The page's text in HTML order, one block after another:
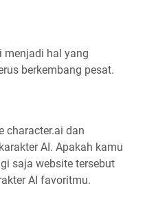
menjadi hal yang
berkembang pesat.
character.ai dan
AI. Apakah kamu
saja website tersebut
AI favoritmu.